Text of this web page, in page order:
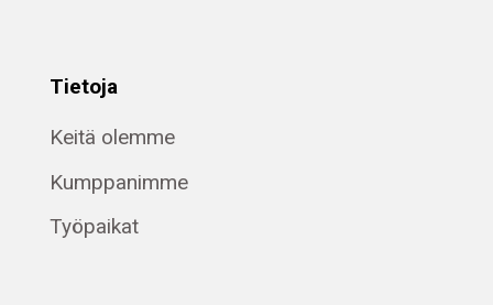
Tietoja
Keitä olemme
Kumppanimme
Työpaikat